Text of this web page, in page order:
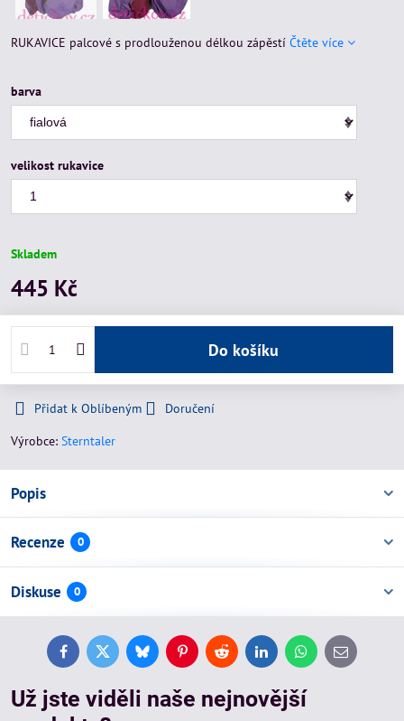
RUKAVICE palcové s prodlouženou délkou zápěstí Čtěte více
barva
velikost rukavice
Skladem
445 Kč
Do košíku
Přidat k Oblíbeným
Doručení
Výrobce: Sterntaler
Popis
Recenze 0
Diskuse 0
FacebookTwitterBlueskyPinterestReddit LinkedInWhatsApp
E-
mail
Už jste viděli naše nejnovější